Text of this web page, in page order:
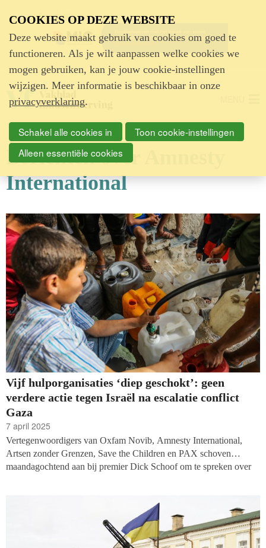
Advertentie
Berichten over Amnesty
International
Vijf hulporganisaties ‘diep geschokt’: geen
verdere actie tegen Israël na escalatie conflict
Gaza
7 april 2025
Vertegenwoordigers van Oxfam Novib, Amnesty International,
Artsen zonder Grenzen, Save the Children en PAX schoven
maandagochtend aan bij premier Dick Schoof om te spreken over
stelling neemt tegen het escalerende geweld tegen Palestijnen in
Gaza, maar het kabinet Schoof past haar standpunt niet aan.
COOKIES OP DEZE WEBSITE
Deze website maakt gebruik van cookies om goed te
functioneren. Als je wilt aanpassen welke cookies we
mogen gebruiken, kan je jouw cookie-instellingen
wijzigen. Meer informatie is beschikbaar in onze
privacyverklaring.
Schakel alle cookies in
Toon cookie-instellingen
Alleen essentiële cookies